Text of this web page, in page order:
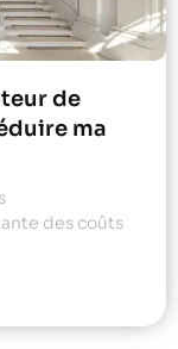
de
ma
des coûts